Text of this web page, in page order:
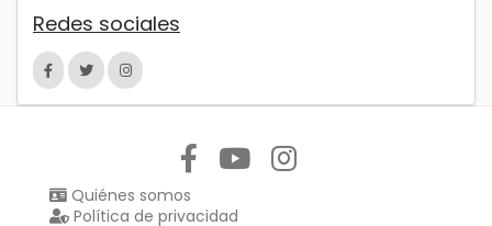
Redes sociales
Quiénes somos
Política de privacidad